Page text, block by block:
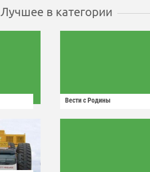
Лучшее в категории
Вести с Родины